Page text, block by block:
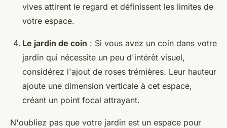
vives attirent le regard et définissent les limites de
votre espace.
Le jardin de coin : Si vous avez un coin dans votre
jardin qui nécessite un peu d'intérêt visuel,
considérez l'ajout de roses trémières. Leur hauteur
ajoute une dimension verticale à cet espace,
créant un point focal attrayant.
N'oubliez pas que votre jardin est un espace pour